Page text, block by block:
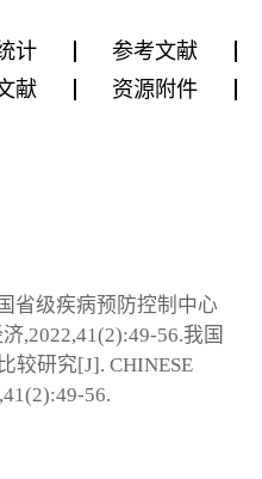
计
参考文献
献 资源附件
省级疾病预防控制中心
,2022,41(2):49-56.我国
较研究[J]. CHINESE
56.